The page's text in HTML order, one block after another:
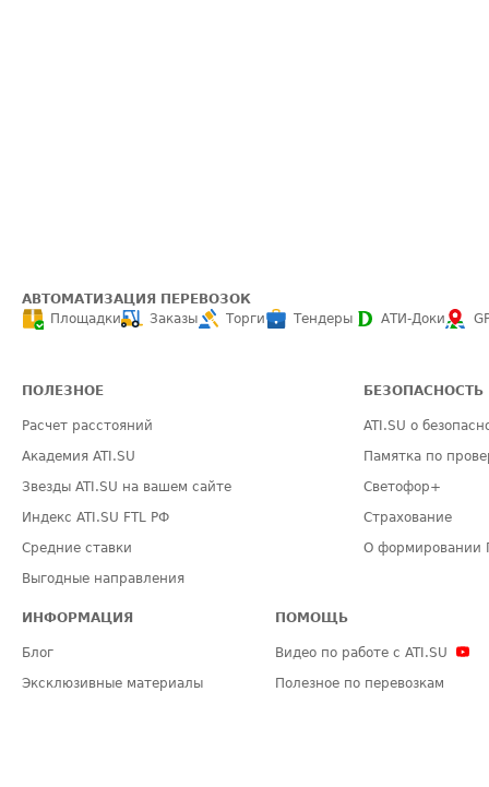
АВТОМАТИЗАЦИЯ ПЕРЕВОЗОК
Площадки
Заказы Торги Тендеры АТИ-Доки
ПОЛЕЗНОЕ
Расчет расстояний
Академия ATI.SU
Звезды ATI.SU на вашем сайте
Индекс ATI.SU FTL РФ
Средние ставки
Выгодные направления
БЕЗОПАСНОСТЬ
ATI.SU о
Памятка по
Светофор+
Страхование
О формировании
ИНФОРМАЦИЯ
Блог
Эксклюзивные материалы
ПОМОЩЬ
Видео по работе с ATI.SU
Полезное по перевозкам